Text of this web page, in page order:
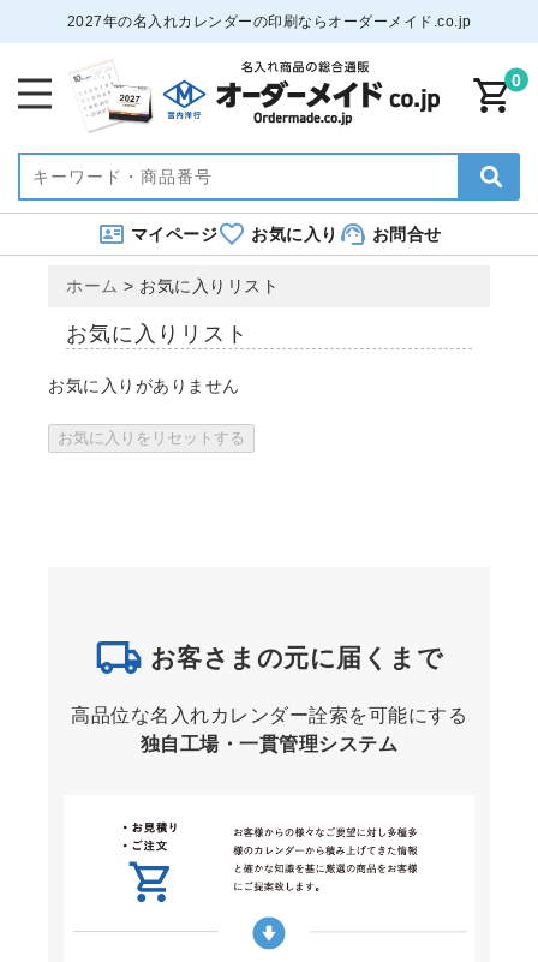
2027年の名入れカレンダーの印刷ならオーダーメイド.co.jp
0
マイページ お気に入り お問合せ
ホーム > お気に入りリスト
お気に入りリスト
お気に入りがありません
お気に入りをリセットする
お客さまの元に届くまで
高品位な名入れカレンダー詮索を可能にする
独自工場・一貫管理システム